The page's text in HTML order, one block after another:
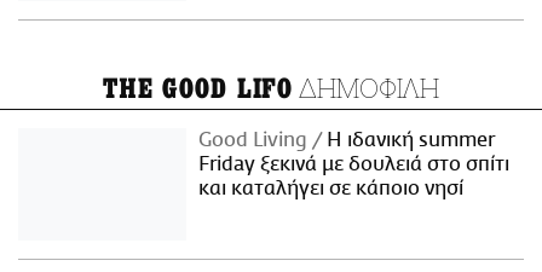
THE GOOD LIFO ΔΗΜΟΦΙΛΗ
Good Living
Η ιδανική summer
Friday ξεκινά με δουλειά στο σπίτι
και καταλήγει σε κάποιο νησί